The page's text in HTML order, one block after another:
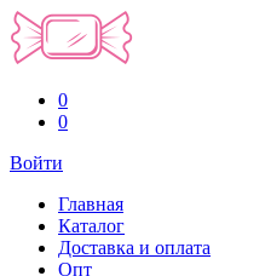
0
0
Войти
Главная
Каталог
Доставка и оплата
Опт